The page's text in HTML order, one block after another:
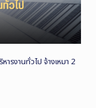
รงานทั่วไป จ้างเหมา 2